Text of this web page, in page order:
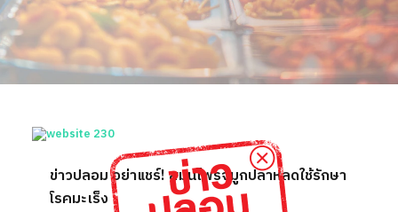
ข่าวปลอม อย่าแชร์! สมุนไพรจมูกปลาหลดใช้รักษา
โรคมะเร็ง